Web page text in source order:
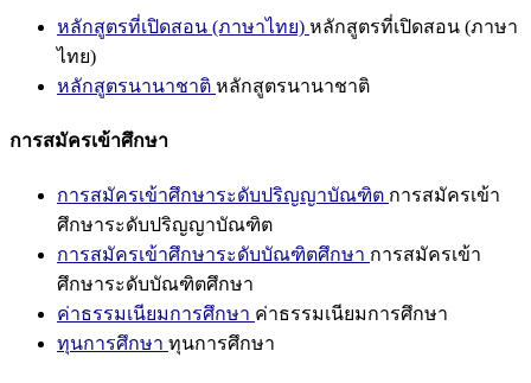
หลักสูตรที่เปิดสอน (ภาษาไทย) หลักสูตรที่เปิดสอน (ภาษา
ไทย)
หลักสูตรนานาชาติ หลักสูตรนานาชาติ
การสมัครเข้าศึกษา
การสมัครเข้าศึกษาระดับปริญญาบัณฑิต การสมัครเข้า
ศึกษาระดับปริญญาบัณฑิต
การสมัครเข้าศึกษาระดับบัณฑิตศึกษา การสมัครเข้า
ศึกษาระดับบัณฑิตศึกษา
ค่าธรรมเนียมการศึกษา ค่าธรรมเนียมการศึกษา
ทุนการศึกษา ทุนการศึกษา